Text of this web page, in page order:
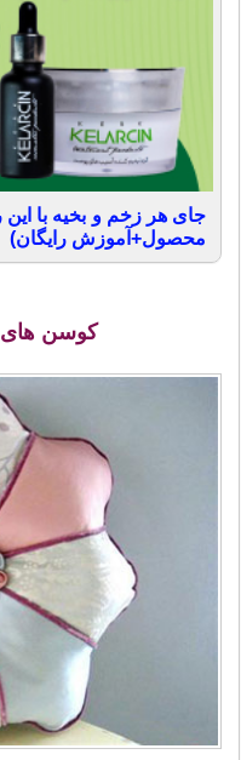
محصول+آموزش رایگان)
کوسن های